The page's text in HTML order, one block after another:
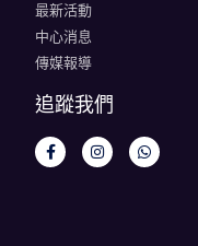
最新活動
中心消息
傳媒報導
追蹤我們